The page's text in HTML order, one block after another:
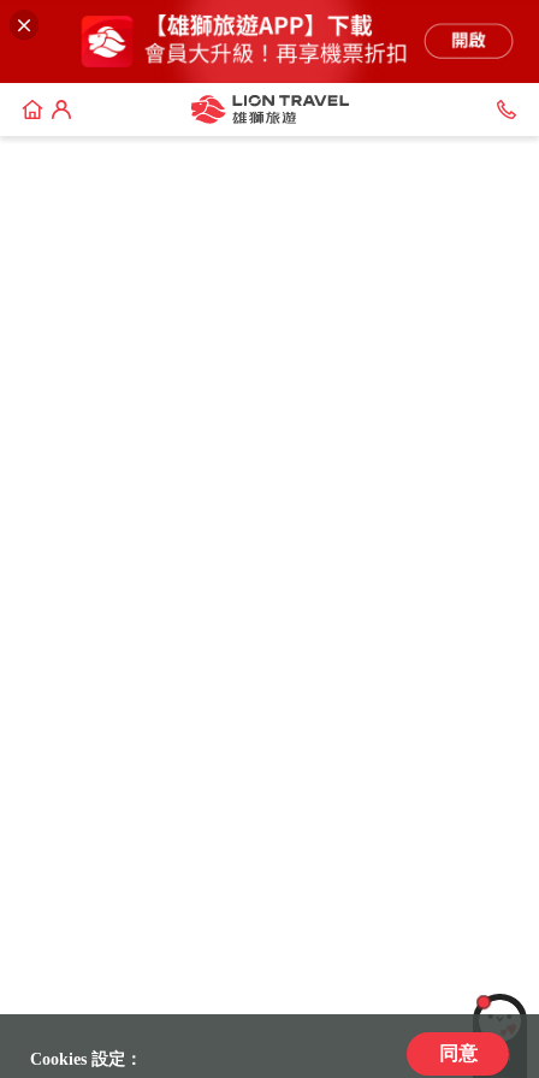
LiLi
Cookies 設定： 同意